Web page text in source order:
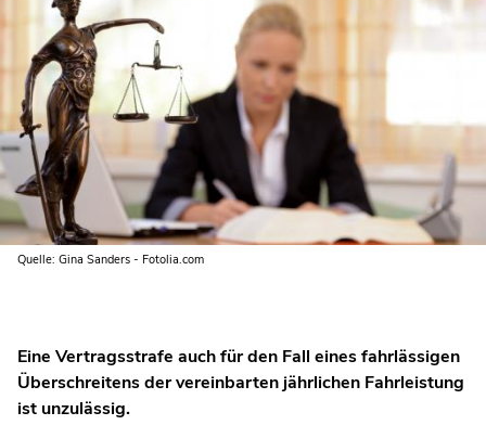
Quelle: Gina Sanders - Fotolia.com
Eine Vertragsstrafe auch für den Fall eines fahrlässigen
Überschreitens der vereinbarten jährlichen Fahrleistung
ist unzulässig.